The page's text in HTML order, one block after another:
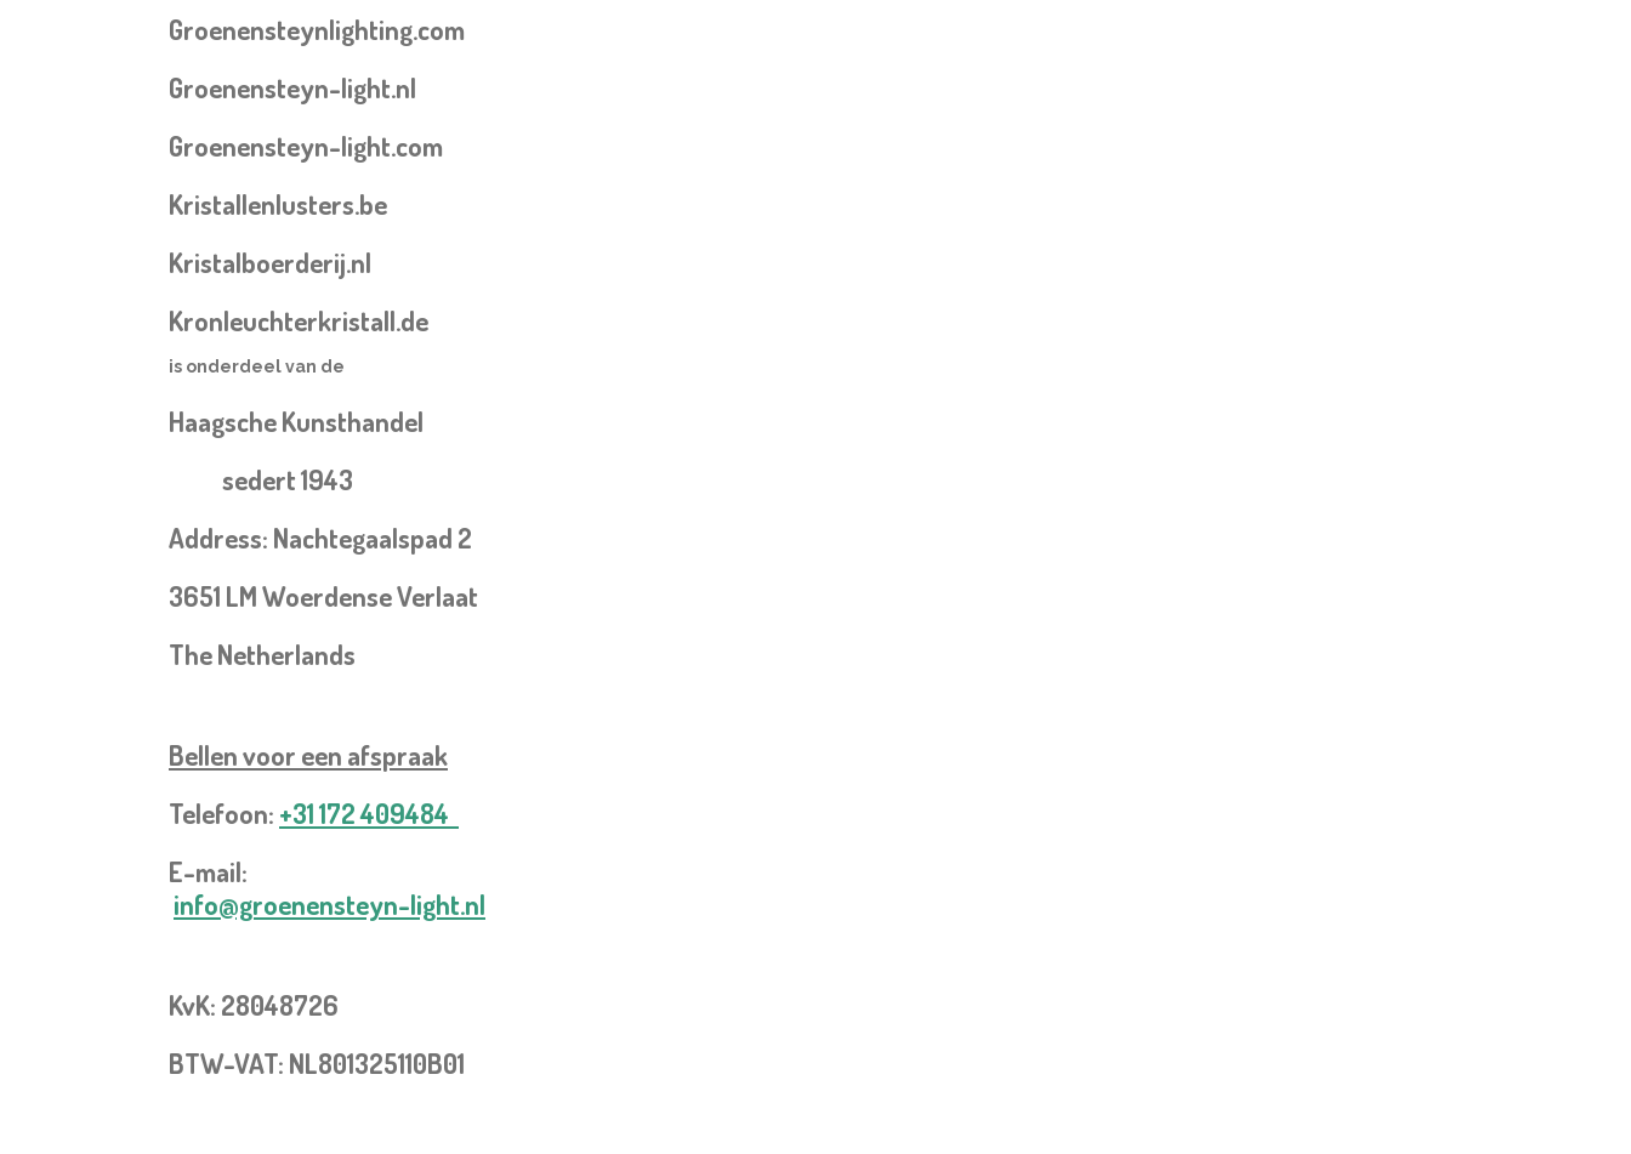
Groenensteynlighting.com
Groenensteyn-light.nl
Groenensteyn-light.com
Kristallenlusters.be
Kristalboerderij.nl
Kronleuchterkristall.de
is onderdeel van de
Haagsche Kunsthandel
sedert 1943
Address: Nachtegaalspad 2
3651 LM Woerdense Verlaat
The Netherlands
Bellen voor een afspraak
Telefoon: +31 172 409484
E-mail:
info@groenensteyn-light.nl
KvK: 28048726
BTW-VAT: NL801325110B01